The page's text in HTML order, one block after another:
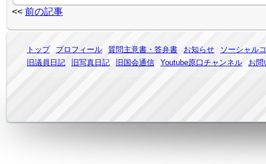
<< 前の記事
トップ プロフィール 質問主意書・答弁書 お知らせ
ソーシャル
旧議員日記
旧写真日記 旧国会通信 Youtube原口チャンネル お問